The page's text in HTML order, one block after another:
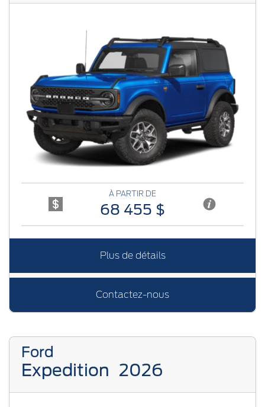
Previous
À PARTIR DE
68 455 $
Plus de détails
Contactez-nous
Ford
Expedition 2026